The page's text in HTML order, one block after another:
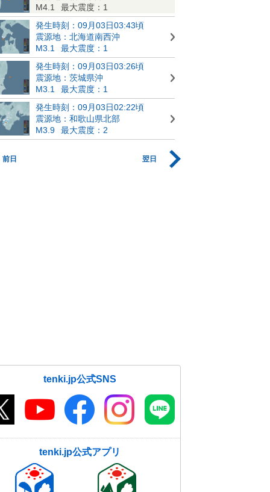
M4.1
最大震度：1
発生時刻：09月03日03:43頃
震源地：北海道南西沖
M3.1
最大震度：1
発生時刻：09月03日03:26頃
震源地：茨城県沖
M3.1
最大震度：1
発生時刻：09月03日02:22頃
震源地：和歌山県北部
M3.9
最大震度：2
前日 翌日
tenki.jp公式SNS
tenki.jp公式アプリ